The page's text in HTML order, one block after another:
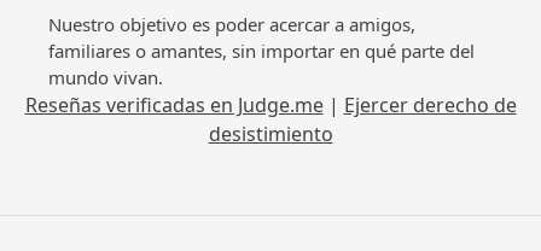
Nuestro objetivo es poder acercar a amigos,
familiares o amantes, sin importar en qué parte del
mundo vivan.
Reseñas verificadas en Judge.me | Ejercer derecho de
desistimiento